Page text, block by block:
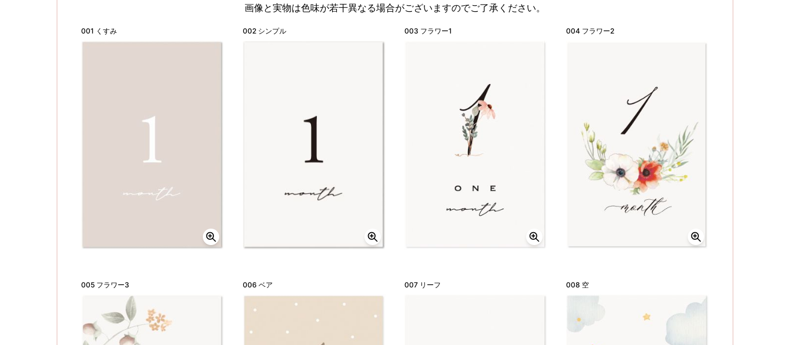
画像と実物は色味が若干異なる場合がございますのでご了承ください。
001 くすみ 002 シンプル 003 フラワー1 004 フラワー2
005 フラワー3 006 ベア 007 リーフ 008 空